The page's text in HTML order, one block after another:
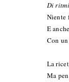
Di
Niente
E
Con
La
Ma